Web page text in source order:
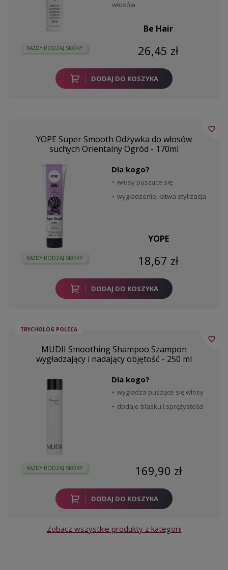
KAŻDY RODZAJ SKÓRY
włosów
Be Hair
26,45 zł
DODAJ DO KOSZYKA
YOPE Super Smooth Odżywka do włosów
suchych Orientalny Ogród - 170ml
KAŻDY RODZAJ SKÓRY
Dla kogo?
włosy puszące się
wygładzenie, łatwa stylizacja
YOPE
18,67 zł
DODAJ DO KOSZYKA
favorite_border
TRYCHOLOG POLECA
MUDII Smoothing Shampoo Szampon
wygładzający i nadający objętość - 250 ml
KAŻDY RODZAJ SKÓRY
Dla kogo?
wygładza puszące się włosy
dodaje blasku i sprężystości
169,90 zł
DODAJ DO KOSZYKA
favorite_border
Zobacz wszystkie produkty z kategorii